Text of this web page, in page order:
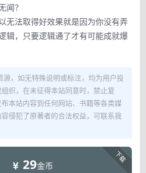
闻？
无法取得好效果就是因为你没有弄
辑，只要逻辑通了才有可能成就爆
源，如无特殊说明或标注，均为用户投
织，在未征得本站同意时，禁止复
本站内容到任何网站、书籍等各类媒
侵犯了原著者的合法权益，可联系我
下载
29金币